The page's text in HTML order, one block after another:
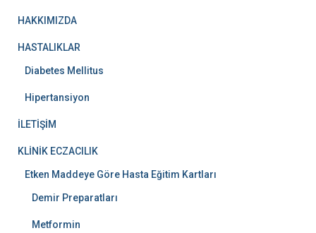
HAKKIMIZDA
HASTALIKLAR
Diabetes Mellitus
Hipertansiyon
İLETİŞİM
KLİNİK ECZACILIK
Etken Maddeye Göre Hasta Eğitim Kartları
Demir Preparatları
Metformin